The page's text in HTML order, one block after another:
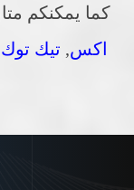
كما يمكنكم
اكس, تيك توك